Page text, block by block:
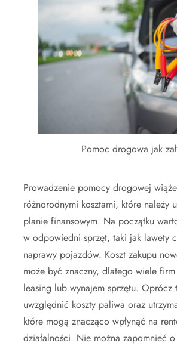
Pomoc drogowa jak
Prowadzenie pomocy drogowej
różnorodnymi kosztami, które należy
planie finansowym. Na początku
w odpowiedni sprzęt, taki jak lawety
naprawy pojazdów. Koszt zakupu
może być znaczny, dlatego wiele
leasing lub wynajem sprzętu. Oprócz
uwzględnić koszty paliwa oraz
które mogą znacząco wpłynąć na
działalności. Nie można zapomnieć